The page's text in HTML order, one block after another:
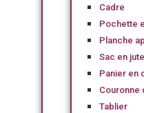
Cadre
Pochette
Planche
Sac en jute
Panier en
Couronne
Tablier